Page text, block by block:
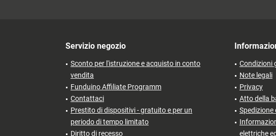
Servizio negozio
Sconto per l'istruzione e acquisto in conto
vendita
Funduino Affiliate Programm
Contattaci
Prestito di dispositivi - gratuito e per un
periodo di tempo limitato
Diritto di recesso
Condizioni
Note legali
Privacy
Atto della
elettriche